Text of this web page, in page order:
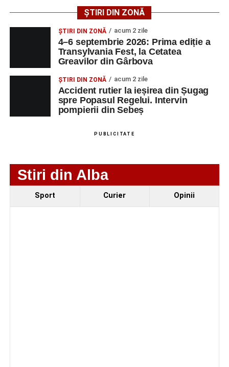
Ultimele știri din Sebeș
O nouă viață salvată de pompierii din Sebeș. Un
cățel a fost scos în siguranță de sub o stivă de
bușteni
Femeie de 66 de ani, transportată în stare gravă la
spital după ce a fost lovită de o motocicletă pe
strada Dorobanți din Sebeș
Accident pe strada Dorobanți din Sebeș: fermeie
ȘTIRI DIN ZONĂ
ȘTIRI DIN ZONĂ acum 2 zile
4–6 septembrie 2026: Prima ediție a
Transylvania Fest, la Cetatea
Greavilor din Gârbova
ȘTIRI DIN ZONĂ acum 2 zile
Accident rutier la ieșirea din Șugag
spre Popasul Regelui. Intervin
pompierii din Sebeș
PUBLICITATE
Stiri din Alba
Sport Curier Opinii